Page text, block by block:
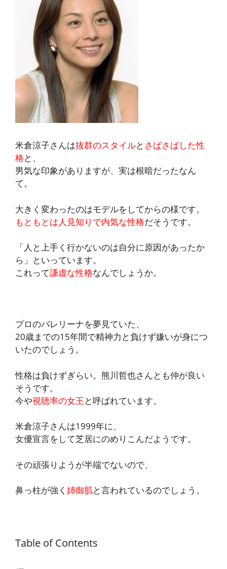
米倉涼子さんは抜群のスタイルと さばさばした性
格と、
男気な印象がありますが、実は根暗だったなん
て。
大きく変わったのはモデルをしてからの様です。
もともとは人見知りで内気な性格だそうです。
「人と上手く行かないのは自分に原因があったか
ら」といっています。
これって謙虚な性格なんでしょうか。
プロのバレリーナを夢見ていた、
20歳までの15年間で精神力と負けず嫌いが身につ
いたのでしょう。
性格は負けずぎらい。熊川哲也さんとも仲が良い
そうです。
今や視聴率の女王と呼ばれています。
米倉涼子さんは1999年に、
女優宣言をして芝居にのめりこんだようです。
その頑張りようが半端でないので、
鼻っ柱が強く 姉御肌と言われているのでしょう。
Table of Contents